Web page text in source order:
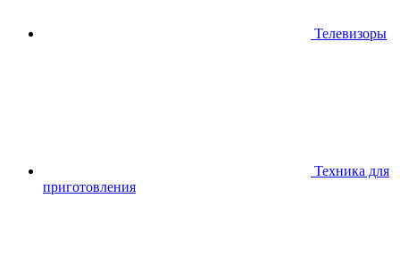
Телевизоры
Техника для
приготовления